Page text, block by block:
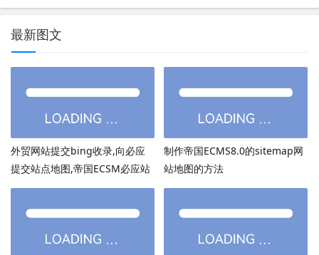
最新图文
外贸网站提交bing收录,向必应
提交站点地图,帝国ECSM必应站
点图sitemap提交
制作帝国ECMS8.0的sitemap网
站地图的方法